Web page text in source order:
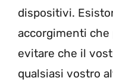
dispositivi.
accorgimenti
evitare che il
qualsiasi vostro